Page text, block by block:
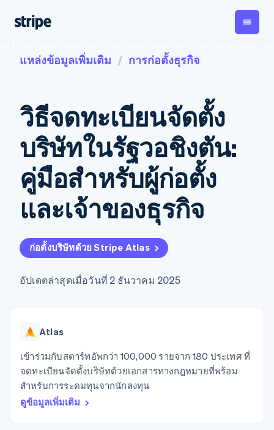
การชำระเงิน
การชำระเงิน
ออนไลน์
Payment links
การชำระเงิน
แบบไม่ต้อง
เขียนโค้ด
Checkout
UI การชำระ
เงินสำเร็จรูป
Elements
องค์ประกอบ UI
วิธีการชำระ
เงิน
มากกว่า 125
Authorization
ยกระดับการ
ชำระเงิน
Link
รวดเร็วขึ้น
รายรับ
รายรับตาม
แบบแผนล่วง
หน้า
Metronome
การเรียกเก็บ
เงินตามการ
ใช้งาน
การชำระเงิน
ตามรอบบิล
การชำระเงิน
ตามรอบบิล
Invoicing
ตามแบบแผน
ล่วงหน้า
Tax
ขายและ VAT
ทำบัญชี
Sigma
รายงานที่
ออกแบบเอง
Data
ข้อมูล
การ
Global
เบิกจ่าย
ให้กับ
บุคคลที่
สาม
ตามขั้น
ตามกรณีใช้งาน
การค้าแบบใช้เอเจนต์
อีคอมเมิร์ซ
บริการทางการเงินที่ผสาน
รวมในตัว
การทำงานอัตโนมัติด้าน
ธุรกิจทั่วโลก
การชำระเงินในแอป
มาร์เก็ตเพลส
การจัดการเงิน
แพลตฟอร์ม
บริษัท AI
แวดวงครีเอเตอร์
เกม
การบริการ การเดินทาง
ประกันภัย
เอกสารประกอบ
ไลบรารีและ SDK
Stripe Apps
คู่มือ
รับการชำระเงินออนไลน์
ติดตั้งใช้งานการชำระเงิน
สำเร็จรูป
สร้างแพลตฟอร์มหรือ
มาร์เก็ตเพลส
จัดการการชำระเงินตาม
รอบบิล
เสนอการเรียกเก็บเงินตาม
การใช้งาน
แหล่งข้อมูล
การเชื่อมต่อการทำงาน
ตัวอย่างโค้ด
เรียนรู้
คู่มือ
การสนับสนุน
รับการสนับสนุน
แพ็กเกจการสนับสนุนที่ได้
รับการจัดการ
บริการเฉพาะทาง
การติดต่อ
แหล่งข้อมูลเพิ่มเติม การก่อตั้งธุรกิจ
วิธีจดทะเบียนจัดตั้ง
บริษัทในรัฐวอชิงตัน:
คู่มือสำหรับผู้ก่อตั้ง
และเจ้าของธุรกิจ
ก่อตั้งบริษัทด้วย Stripe Atlas
อัปเดตล่าสุดเมื่อวันที่ 2 ธันวาคม 2025
Atlas
เข้าร่วมกับสตาร์ทอัพกว่า 100,000 รายจาก 180 ประเทศ ที่
จดทะเบียนจัดตั้งบริษัทด้วยเอกสารทางกฎหมายที่พร้อม
สำหรับการระดมทุนจากนักลงทุน
ดูข้อมูลเพิ่มเติม